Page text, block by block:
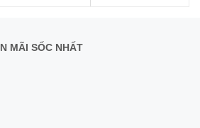
MÃI SỐC NHẤT